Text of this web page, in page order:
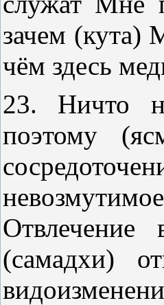
зачем (кута)
чём здесь
23. Ничто
поэтому
Отвлечение
(самадхи)